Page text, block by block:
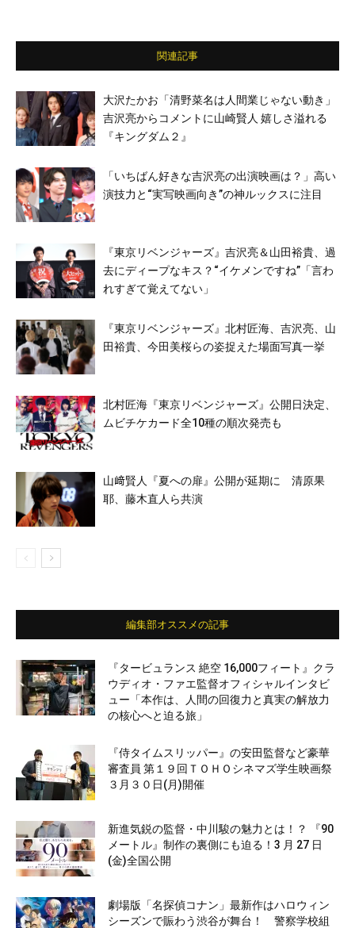
関連記事
大沢たかお「清野菜名は人間業じゃない動き」
吉沢亮からコメントに山崎賢人 嬉しさ溢れる
『キングダム２』
「いちばん好きな吉沢亮の出演映画は？」高い
演技力と“実写映画向き”の神ルックスに注目
『東京リベンジャーズ』吉沢亮＆山田裕貴、過
去にディープなキス？“イケメンですね”「言わ
れすぎて覚えてない」
『東京リベンジャーズ』北村匠海、吉沢亮、山
田裕貴、今田美桜らの姿捉えた場面写真一挙
北村匠海『東京リベンジャーズ』公開日決定、
ムビチケカード全10種の順次発売も
山﨑賢人『夏への扉』公開が延期に 清原果
耶、藤木直人ら共演
編集部オススメの記事
『タービュランス 絶空 16,000フィート』クラ
ウディオ・ファエ監督オフィシャルインタビ
ュー「本作は、人間の回復力と真実の解放力
の核心へと迫る旅」
『侍タイムスリッパー』の安田監督など豪華
審査員 第１９回ＴＯＨＯシネマズ学生映画祭
３月３０日(月)開催
新進気鋭の監督・中川駿の魅力とは！？ 『90
メートル』制作の裏側にも迫る！3 月 27 日
(金)全国公開
劇場版「名探偵コナン」最新作はハロウィン
シーズンで賑わう渋谷が舞台！ 警察学校組